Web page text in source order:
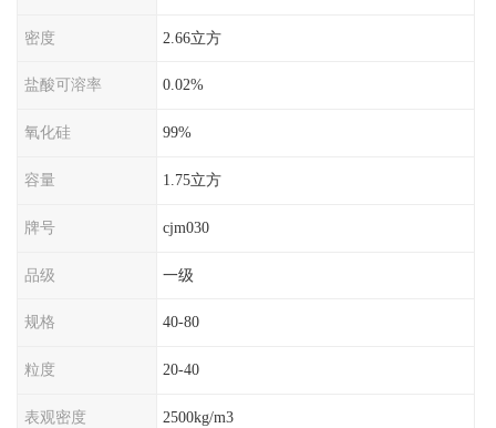
密度 2.66立方
盐酸可溶率 0.02%
氧化硅 99%
容量 1.75立方
牌号 cjm030
品级 一级
规格 40-80
粒度 20-40
表观密度 2500kg/m3